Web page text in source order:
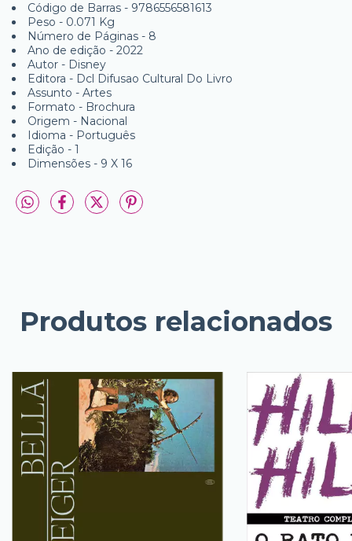
Código de Barras - 9786556581613
Peso - 0.071 Kg
Número de Páginas - 8
Ano de edição - 2022
Autor - Disney
Editora - Dcl Difusao Cultural Do Livro
Assunto - Artes
Formato - Brochura
Origem - Nacional
Idioma - Português
Edição - 1
Dimensões - 9 X 16
Produtos relacionados